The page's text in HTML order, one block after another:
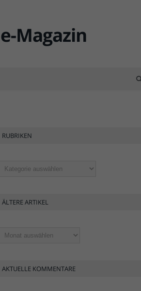
RUBRIKEN
ÄLTERE ARTIKEL
AKTUELLE KOMMENTARE